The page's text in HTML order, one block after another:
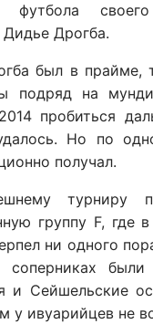
своего
Дрогба.
был в прайме,
подряд на
пробиться
Но по
получал.
турниру
группу F, где
ни одного
были
и Сейшельские
у ивуарийцев не